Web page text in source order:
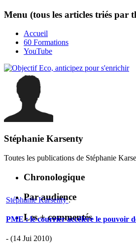
Menu (tous les articles triés par
Accueil
60 Formations
YouTube
Stéphanie Karsenty
Toutes les publications de Stéphanie
Chronologique
Par audience
Les + commentés
Stéphanie Karsenty:
PME : le courrier accélère le pouvoir
- (14 Jui 2010)